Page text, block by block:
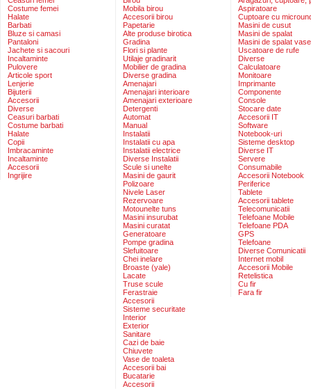
Costume femei
Halate
Barbati
Bluze si camasi
Pantaloni
Jachete si sacouri
Incaltaminte
Pulovere
Articole sport
Lenjerie
Bijuterii
Accesorii
Diverse
Ceasuri barbati
Costume barbati
Halate
Copii
Imbracaminte
Incaltaminte
Accesorii
Ingrijire
Mobila birou
Accesorii birou
Papetarie
Alte produse birotica
Gradina
Flori si plante
Utilaje gradinarit
Mobilier de gradina
Diverse gradina
Amenajari
Amenajari interioare
Amenajari exterioare
Detergenti
Automat
Manual
Instalatii
Instalatii cu apa
Instalatii electrice
Diverse Instalatii
Scule si unelte
Masini de gaurit
Polizoare
Nivele Laser
Rezervoare
Motounelte tuns
Masini insurubat
Masini curatat
Generatoare
Pompe gradina
Slefuitoare
Chei inelare
Broaste (yale)
Lacate
Truse scule
Ferastraie
Accesorii
Sisteme securitate
Interior
Exterior
Sanitare
Cazi de baie
Chiuvete
Vase de toaleta
Accesorii bai
Bucatarie
Accesorii
Aspiratoare
Cuptoare cu
Masini de cusut
Masini de spalat
Masini de spalat vase
Uscatoare de rufe
Diverse
Calculatoare
Monitoare
Imprimante
Componente
Console
Stocare date
Accesorii IT
Software
Notebook-uri
Sisteme desktop
Diverse IT
Servere
Consumabile
Accesorii Notebook
Periferice
Tablete
Accesorii tablete
Telecomunicatii
Telefoane Mobile
Telefoane PDA
GPS
Telefoane
Diverse Comunicatii
Internet mobil
Accesorii Mobile
Retelistica
Cu fir
Fara fir